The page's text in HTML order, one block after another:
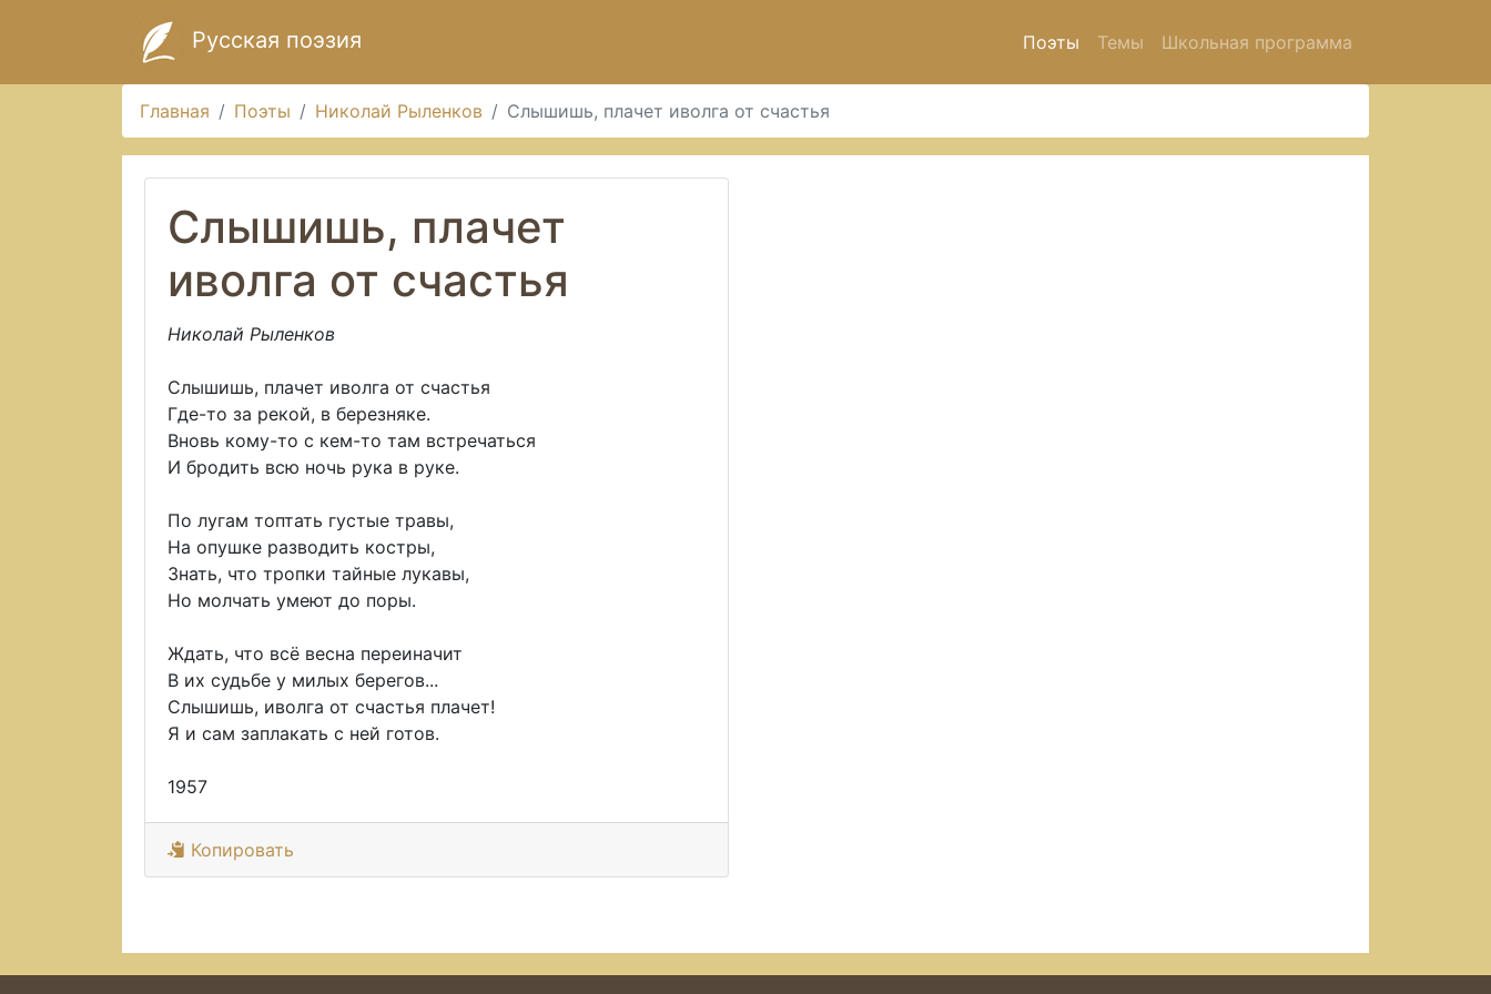
Русская поэзия Поэты Темы Школьная программа
Главная Поэты Николай Рыленков Слышишь, плачет иволга от счастья
Слышишь, плачет
иволга от счастья
Николай Рыленков
Слышишь, плачет иволга от счастья
Где-то за рекой, в березняке.
Вновь кому-то с кем-то там встречаться
И бродить всю ночь рука в руке.
По лугам топтать густые травы,
На опушке разводить костры,
Знать, что тропки тайные лукавы,
Но молчать умеют до поры.
Ждать, что всё весна переиначит
В их судьбе у милых берегов...
Слышишь, иволга от счастья плачет!
Я и сам заплакать с ней готов.
1957
Копировать